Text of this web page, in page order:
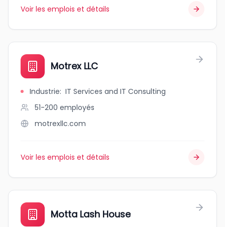
Voir les emplois et détails
Motrex LLC
Industrie: IT Services and IT Consulting
51-200 employés
motrexllc.com
Voir les emplois et détails
Motta Lash House